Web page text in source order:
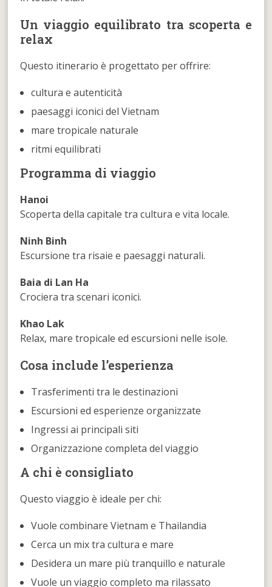
Un viaggio equilibrato tra scoperta e
relax
Questo itinerario è progettato per offrire:
cultura e autenticità
paesaggi iconici del Vietnam
mare tropicale naturale
ritmi equilibrati
Programma di viaggio
Hanoi
Scoperta della capitale tra cultura e vita locale.
Ninh Binh
Escursione tra risaie e paesaggi naturali.
Baia di Lan Ha
Crociera tra scenari iconici.
Khao Lak
Relax, mare tropicale ed escursioni nelle isole.
Cosa include l’esperienza
Trasferimenti tra le destinazioni
Escursioni ed esperienze organizzate
Ingressi ai principali siti
Organizzazione completa del viaggio
A chi è consigliato
Questo viaggio è ideale per chi:
Vuole combinare Vietnam e Thailandia
Cerca un mix tra cultura e mare
Desidera un mare più tranquillo e naturale
Vuole un viaggio completo ma rilassato